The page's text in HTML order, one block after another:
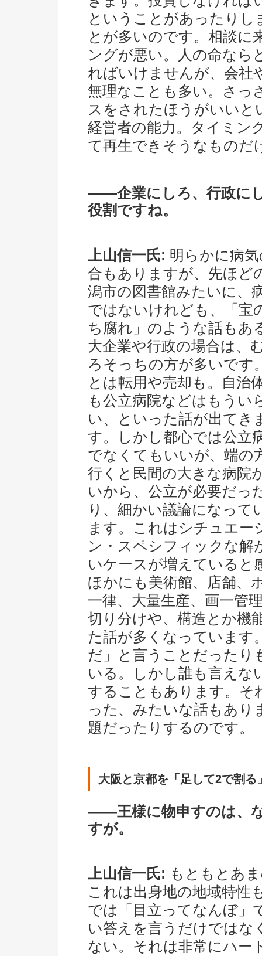
ということがあったり
とが多いのです。相談に
ングが悪い。人の命なら
ればいけませんが、会社
無理なことも多い。さっ
スをされたほうがいいと
経営者の能力。タイミン
て再生できそうなものだ
――企業にしろ、行政に
役割ですね。
上山信一氏: 明らかに病
合もありますが、先ほど
潟市の図書館みたいに、
ではないけれども、「宝
ち腐れ」のような話もあ
大企業や行政の場合は、
ろそっちの方が多いです
とは転用や売却も。自治
も公立病院などはもうい
い、といった話が出てき
す。しかし都心では公立
でなくてもいいが、端の
行くと民間の大きな病院
いから、公立が必要だっ
り、細かい議論になって
ます。これはシチュエー
ン・スペシフィックな解
いケースが増えていると
ほかにも美術館、店舗、
一律、大量生産、画一管
切り分けや、構造とか機
た話が多くなっています
だ」と言うことだったり
いる。しかし誰も言えな
することもあります。そ
った、みたいな話もあり
題だったりするのです。
大阪と京都を「足して2で割る
――王様に物申すのは、
すが。
上山信一氏: もともとあ
これは出身地の地域特性
では「目立ってなんぼ」
い答えを言うだけではな
ない。それは非常にハー